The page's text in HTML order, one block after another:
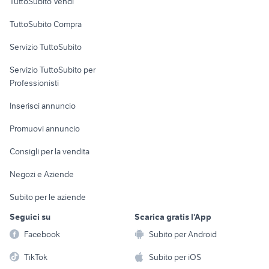
Informatica
Console e
Fotografia
Telefonia
Biciclette
TuttoSubito Compra
Servizio TuttoSubito
Servizio TuttoSubito per
Professionisti
Inserisci annuncio
Promuovi annuncio
Consigli per la vendita
Negozi e Aziende
Subito per le aziende
Seguici su
Facebook
TikTok
Scarica gratis l'App
Subito per Android
Subito per iOS